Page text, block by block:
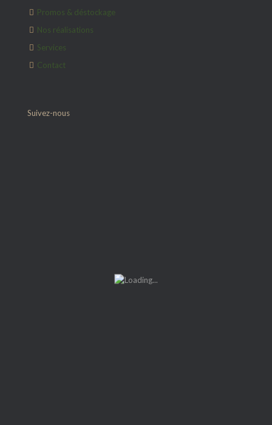
Promos & déstockage
Nos réalisations
Services
Contact
Suivez-nous